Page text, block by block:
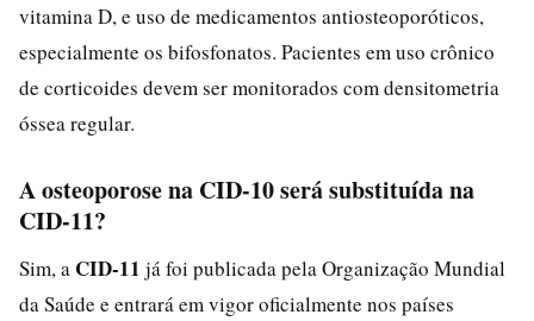
vitamina D, e uso de medicamentos antiosteoporóticos,
especialmente os bifosfonatos. Pacientes em uso crônico
de corticoides devem ser monitorados com densitometria
óssea regular.
A osteoporose na CID-10 será substituída na
CID-11?
Sim, a CID-11 já foi publicada pela Organização Mundial
da Saúde e entrará em vigor oficialmente nos países